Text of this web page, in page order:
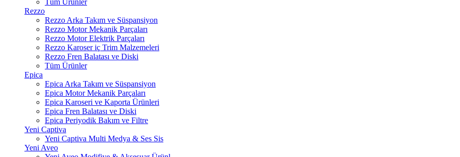
Tüm Ürünler
Rezzo
Rezzo Arka Takım ve Süspansiyon
Rezzo Motor Mekanik Parçaları
Rezzo Motor Elektrik Parçaları
Rezzo Karoser iç Trim Malzemeleri
Rezzo Fren Balatası ve Diski
Tüm Ürünler
Epica
Epica Arka Takım ve Süspansiyon
Epica Motor Mekanik Parçaları
Epica Karoseri ve Kaporta Ürünleri
Epica Fren Balatası ve Diski
Epica Periyodik Bakım ve Filtre
Yeni Captiva
Yeni Captiva Multi Medya & Ses Sis
Yeni Aveo